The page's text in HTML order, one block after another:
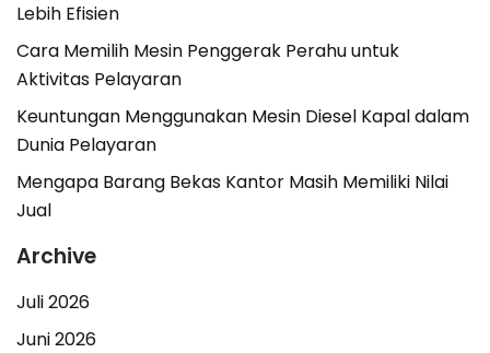
Lebih Efisien
Cara Memilih Mesin Penggerak Perahu untuk
Aktivitas Pelayaran
Keuntungan Menggunakan Mesin Diesel Kapal dalam
Dunia Pelayaran
Mengapa Barang Bekas Kantor Masih Memiliki Nilai
Jual
Archive
Juli 2026
Juni 2026